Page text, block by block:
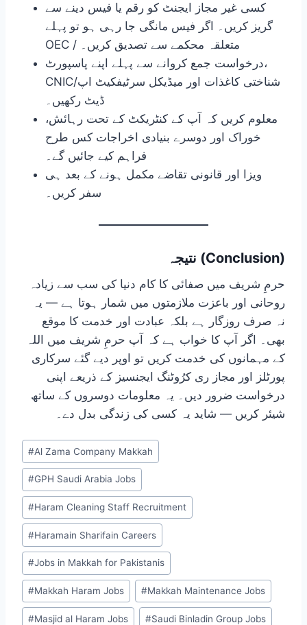
کسی غیر مجاز ایجنٹ کو رقم یا فیس دینے سے
گریز کریں۔ اگر فیس مانگی جا رہی ہو تو پہلے
OEC / متعلقہ محکمے سے تصدیق کریں۔
درخواست جمع کروانے سے پہلے اپنے پاسپورٹ،
CNIC/شناختی کاغذات اور میڈیکل سرٹیفکیٹ اپ
ڈیٹ رکھیں۔
معلوم کریں کہ آپ کے کنٹریکٹ کے تحت رہائش،
خوراک اور دوسرے بنیادی اخراجات کس طرح
فراہم کیے جائیں گے۔
ویزا اور قانونی تقاضے مکمل ہونے کے بعد ہی
سفر کریں۔
نتیجہ (Conclusion)
حرمِ شریف میں صفائی کا کام دنیا کی سب سے زیادہ
روحانی اور باعزت ملازمتوں میں شمار ہوتا ہے — یہ
نہ صرف روزگار ہے بلکہ عبادت اور خدمت کا موقع
بھی۔ اگر آپ کا خواب ہے کہ آپ حرمِ شریف میں اللہ
کے مہمانوں کی خدمت کریں تو اوپر دیے گئے سرکاری
پورٹلز اور مجاز ری کرُوٹنگ ایجنسیز کے ذریعے اپنی
درخواست ضرور دیں۔ یہ معلومات دوسروں کے ساتھ
شیئر کریں — شاید یہ کسی کی زندگی بدل دے۔
Post
Tags:
#Al Zama Company Makkah
#GPH Saudi Arabia Jobs
#Haram Cleaning Staff Recruitment
#Haramain Sharifain Careers
#Jobs in Makkah for Pakistanis
#Makkah Haram Jobs #Makkah Maintenance Jobs
#Masjid al Haram Jobs #Saudi Binladin Group Jobs